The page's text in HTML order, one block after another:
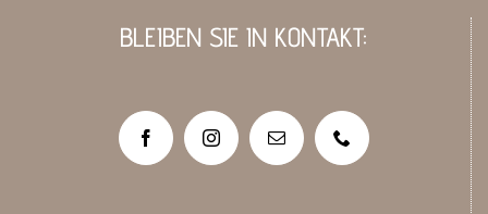
BLEIBEN SIE IN KONTAKT: